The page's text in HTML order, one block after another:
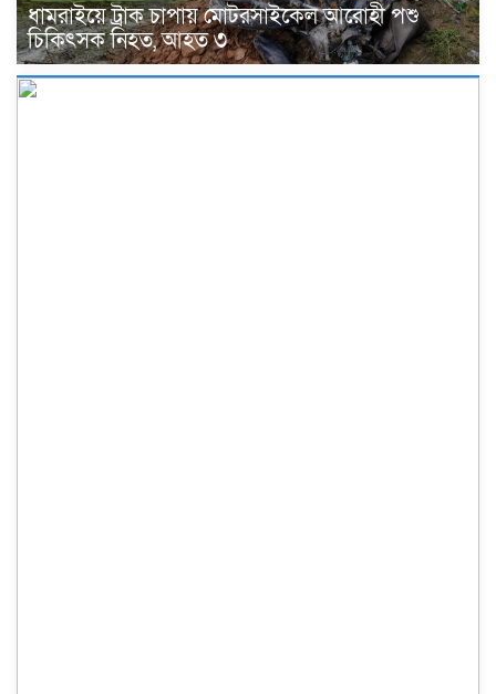
ধামরাইয়ে ট্রাক চাপায় মোটরসাইকেল আরোহী পশু
চিকিৎসক নিহত, আহত ৩